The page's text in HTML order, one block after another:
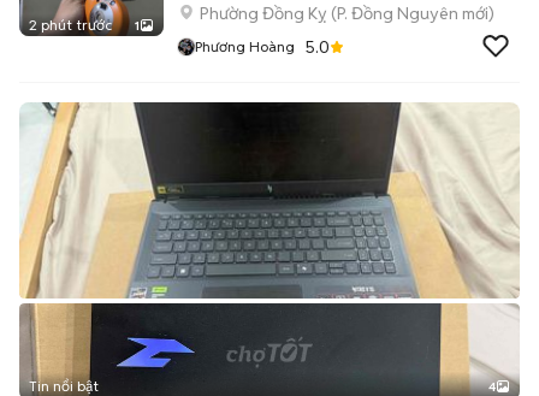
2 phút trước 1
Phường Đồng Kỵ (P. Đồng Nguyên mới)
Phương Hoàng 5.0
Tin nổi bật 4